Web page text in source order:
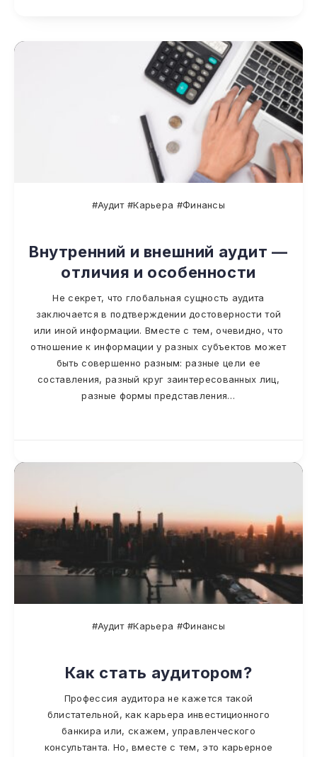
#Аудит #Карьера #Финансы
Внутренний и внешний аудит —
отличия и особенности
Не секрет, что глобальная сущность аудита
заключается в подтверждении достоверности той
или иной информации. Вместе с тем, очевидно, что
отношение к информации у разных субъектов может
быть совершенно разным: разные цели ее
составления, разный круг заинтересованных лиц,
разные формы представления…
#Аудит #Карьера #Финансы
Как стать аудитором?
Профессия аудитора не кажется такой
блистательной, как карьера инвестиционного
банкира или, скажем, управленческого
консультанта. Но, вместе с тем, это карьерное